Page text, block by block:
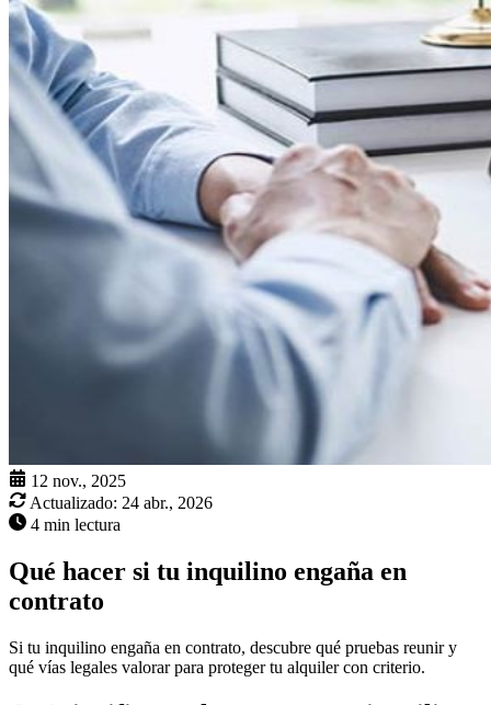
12 nov., 2025
Actualizado: 24 abr., 2026
4 min lectura
Qué hacer si tu inquilino engaña en
contrato
Si tu inquilino engaña en contrato, descubre qué pruebas reunir y
qué vías legales valorar para proteger tu alquiler con criterio.